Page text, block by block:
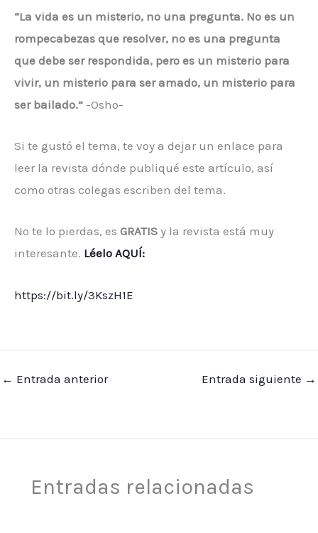
“La vida es un misterio, no una pregunta. No es un
rompecabezas que resolver, no es una pregunta
que debe ser respondida, pero es un misterio para
vivir, un misterio para ser amado, un misterio para
ser bailado.” -Osho-
Si te gustó el tema, te voy a dejar un enlace para
leer la revista dónde publiqué este artículo, así
como otras colegas escriben del tema.
No te lo pierdas, es GRATIS y la revista está muy
interesante. Léelo AQUÍ:
https://bit.ly/3KszH1E
← Entrada anterior Entrada siguiente →
Entradas relacionadas